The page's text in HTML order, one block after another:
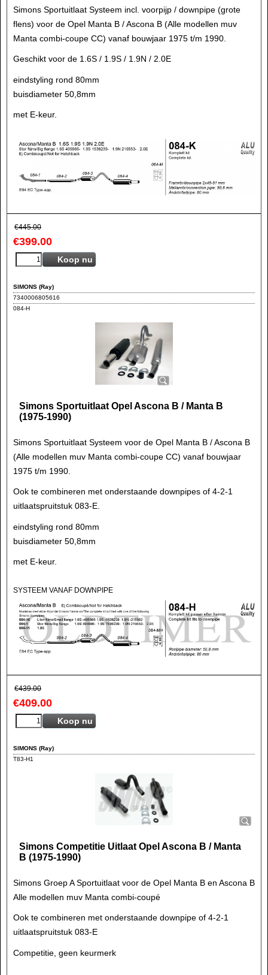
Simons Sportuitlaat Systeem incl. voorpijp / downpipe (grote
flens) voor de Opel Manta B / Ascona B (Alle modellen muv
Manta combi-coupe CC) vanaf bouwjaar 1975 t/m 1990.
Geschikt voor de 1.6S / 1.9S / 1.9N / 2.0E
eindstyling rond 80mm
buisdiameter 50,8mm
met E-keur.
€445.00
€399.00
Koop nu
SIMONS (Ray)
7340006805616
084-H
Simons Sportuitlaat Opel Ascona B / Manta B
(1975-1990)
Simons Sportuitlaat Systeem voor de Opel Manta B / Ascona B
(Alle modellen muv Manta combi-coupe CC) vanaf bouwjaar
1975 t/m 1990.
Ook te combineren met onderstaande downpipes of 4-2-1
uitlaatspruitstuk 083-E.
eindstyling rond 80mm
buisdiameter 50,8mm
met E-keur.
SYSTEEM VANAF DOWNPIPE
€439.00
€409.00
Koop nu
SIMONS (Ray)
T83-H1
Simons Competitie Uitlaat Opel Ascona B / Manta
B (1975-1990)
Simons Groep A Sportuitlaat voor de Opel Manta B en Ascona B
Alle modellen muv Manta combi-coupé
Ook te combineren met onderstaande downpipe of 4-2-1
uitlaatspruitstuk 083-E
Competitie, geen keurmerk